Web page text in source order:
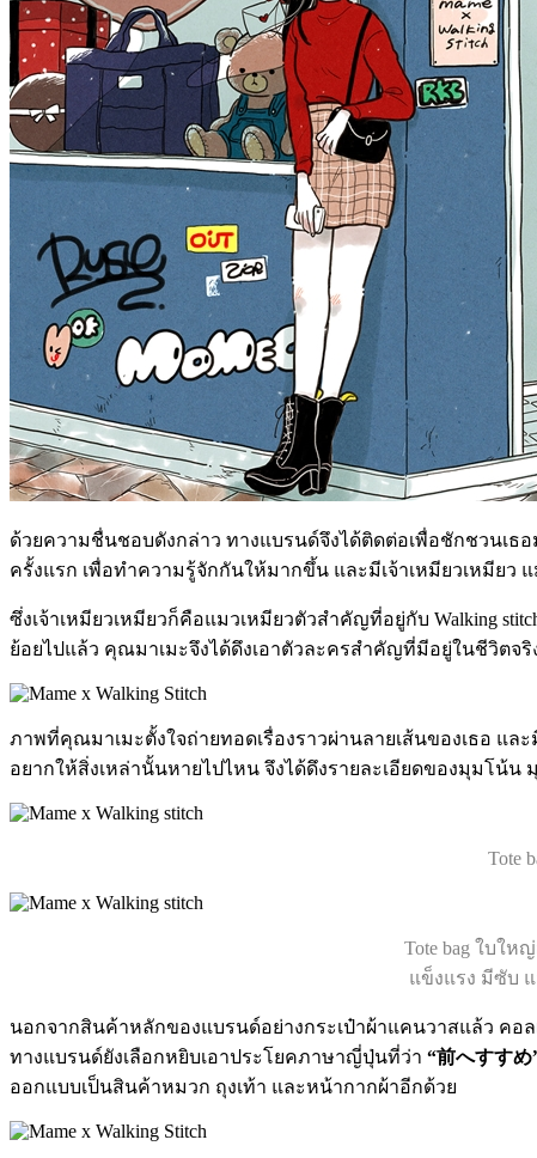
ด้วยความชื่นชอบดังกล่าว ทางแบรนด์จึงได้ติดต่อเพื่อชักชวนเธ
ครั้งแรก เพื่อทำความรู้จักกันให้มากขึ้น และมีเจ้าเหมียวเหมียว
ซึ่งเจ้าเหมียวเหมียวก็คือแมวเหมียวตัวสำคัญที่อยู่กับ Walking
ย้อยไปแล้ว คุณมาเมะจึงได้ดึงเอาตัวละครสำคัญที่มีอยู่ในชีวิตจ
ภาพที่คุณมาเมะตั้งใจถ่ายทอดเรื่องราวผ่านลายเส้นของเธอ แ
อยากให้สิ่งเหล่านั้นหายไปไหน จึงได้ดึงรายละเอียดของมุมโน้น
Tote
Tote bag ใบให
แข็งแรง มีซับ
นอกจากสินค้าหลักของแบรนด์อย่างกระเป๋าผ้าแคนวาสแล้ว คอ
ทางแบรนด์ยังเลือกหยิบเอาประโยคภาษาญี่ปุ่นที่ว่า “前へすすめ
ออกแบบเป็นสินค้าหมวก ถุงเท้า และหน้ากากผ้าอีกด้วย